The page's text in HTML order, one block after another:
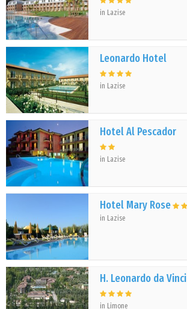
in Lazise
Leonardo Hotel
in Lazise
Hotel Al Pescador
in Lazise
Hotel Mary Rose
in Lazise
H. Leonardo da Vinci
in Limone